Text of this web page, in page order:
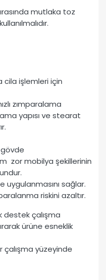
mutlaka toz
işlemleri için
zımparalama
yapısı ve stearat
zor mobilya şekillerinin
uygulanmasını sağlar.
riskini azaltır.
destek çalışma
ürüne esneklik
çalışma yüzeyinde